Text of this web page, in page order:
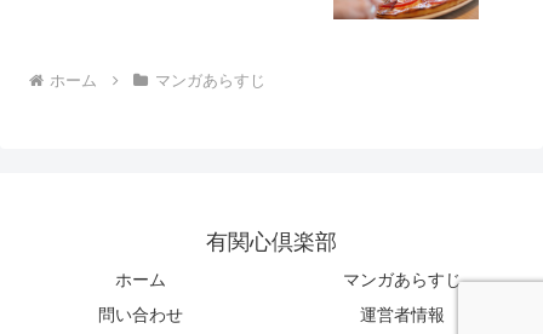
ホーム マンガあらすじ
有関心倶楽部
ホーム
マンガあらすじ
問い合わせ
運営者情報